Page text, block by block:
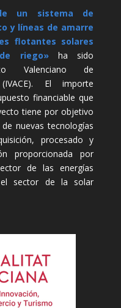
un sistema de
y líneas de amarre
flotantes solares
riego»ha sido
Valenciano de
El importe
financiable que
tiene por objetivo
nuevas tecnologías
procesado y
proporcionada por
de las energías
sector de la solar